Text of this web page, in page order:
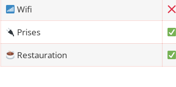
Wifi
Prises
Restauration